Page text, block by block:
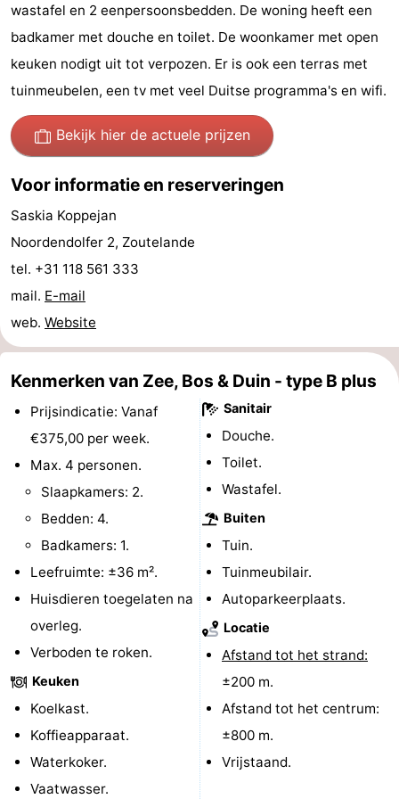
doen
-
Musea
-
Galeries
-
Monumenten
-
Kerken
-
Vuurtorens
-
-
Binnenspeeltuinen
-
Bowlen
Wellness
centra
Dorpen
Steden
Natuur
Rondleidingen
Sporten
Zwembaden
-
Fietsen
Wandelen
-
Paardrijden
wastafel en 2 eenpersoonsbedden. De woning heeft een
badkamer met douche en toilet. De woonkamer met open
keuken nodigt uit tot verpozen. Er is ook een terras met
tuinmeubelen, een tv met veel Duitse programma's en wifi.
Bekijk hier de actuele prijzen
Voor informatie en reserveringen
Saskia Koppejan
Noordendolfer 2, Zoutelande
tel. +31 118 561 333
mail. E-mail
web. Website
Kenmerken van Zee, Bos & Duin - type B plus
Prijsindicatie: Vanaf
€375,00 per week.
Max. 4 personen.
Slaapkamers: 2.
Bedden: 4.
Badkamers: 1.
Leefruimte: ±36 m².
Huisdieren toegelaten na
overleg.
Verboden te roken.
Keuken
Koelkast.
Koffieapparaat.
Waterkoker.
Vaatwasser.
Sanitair
Douche.
Toilet.
Wastafel.
Buiten
Tuin.
Tuinmeubilair.
Autoparkeerplaats.
Locatie
Afstand tot het strand:
±200 m.
Afstand tot het centrum:
±800 m.
Vrijstaand.